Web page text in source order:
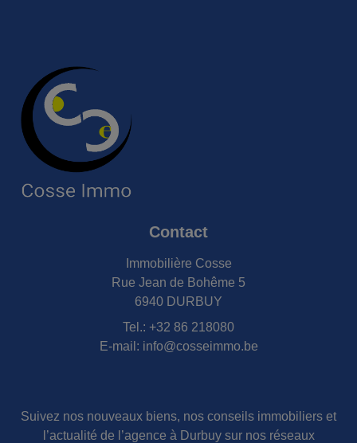
Contact
Immobilière Cosse
Rue Jean de Bohême 5
6940 DURBUY
Tel.: +32 86 218080
E-mail: info@cosseimmo.be
Suivez nos nouveaux biens, nos conseils immobiliers et
l’actualité de l’agence à Durbuy sur nos réseaux